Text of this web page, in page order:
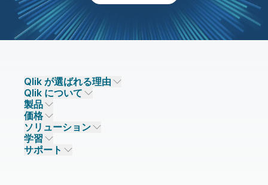
Qlik が選ばれる理由
Qlik が選ばれる理由
信頼とセキュリティ
信頼とプライバシー
信頼と AI
主なテクノロジーパートナー
データソースとターゲット
Qlik について
企業情報
採用情報
ニュースルーム
事業所 / 連絡先
製品
データ統合とデータ品質
Qlik Talend
Qlik Talend Cloud
Talend Data Fabric
価格
データ統合
データ分析
AI / 機械学習
ソリューション
ソリューションパートナー
パートナー検索
学習
イベント
サポート